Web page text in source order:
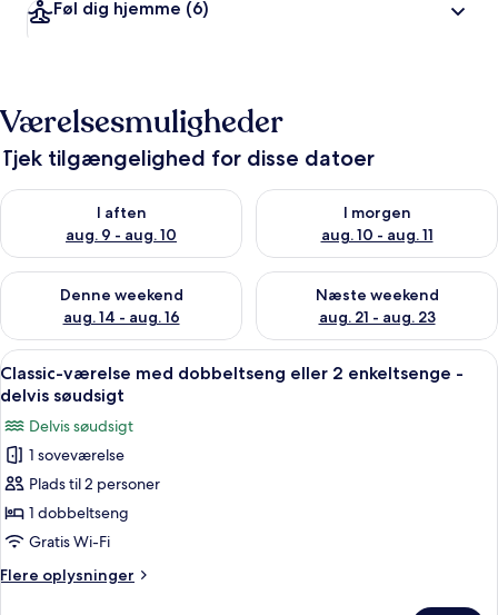
Føl dig hjemme (6)
Værelsesmuligheder
Tjek tilgængelighed for disse datoer
I aften
aug. 9 - aug. 10
Tjek tilgængelighed for i aften aug. 9 - aug. 10
I morgen
aug. 10 - aug. 11
Tjek tilgængelighed for i
Denne weekend
aug. 14 - aug. 16
Tjek tilgængelighed for denne weekend aug. 14 - aug. 16
Næste weekend
aug. 21 - aug. 23
Tjek tilgængelighed for næste
Indlæs
alle
af
Classic-
værelse
med
dobbeltseng
eller
2
Et soveværelse med en seng, et
14
Classic-værelse med dobbeltseng eller 2 enkeltsenge -
delvis søudsigt
Delvis søudsigt
1 soveværelse
Plads til 2 personer
1 dobbeltseng
Gratis Wi-Fi
Flere oplysninger
Flere